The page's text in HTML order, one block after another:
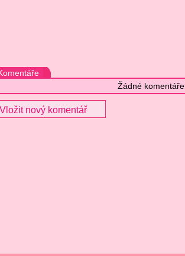
Žádné komentáře
Vložit nový komentář